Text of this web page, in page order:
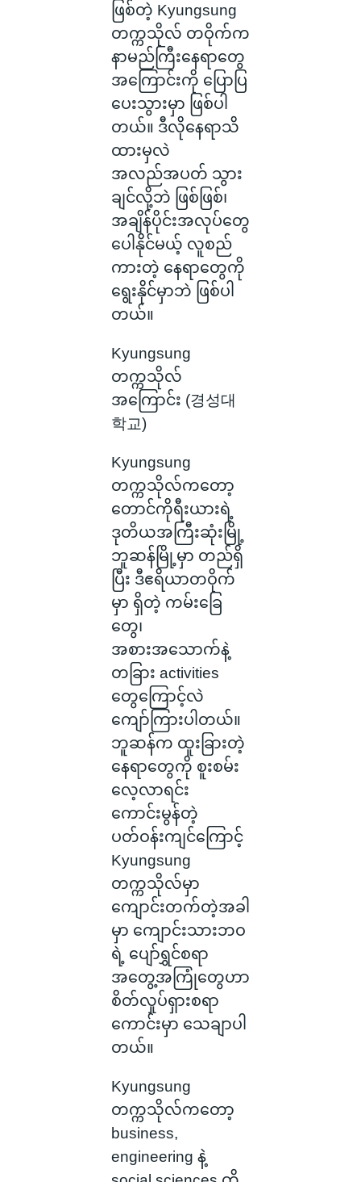
ဖြစ်တဲ့ Kyungsung
တက္ကသိုလ် တဝိုက်က
နာမည်ကြီးနေရာတွေ
အကြောင်းကို ပြောပြ
ပေးသွားမှာ ဖြစ်ပါ
တယ်။ ဒီလိုနေရာသိ
ထားမှလဲ
အလည်အပတ် သွား
ချင်လို့ဘဲ ဖြစ်ဖြစ်၊
အချိန်ပိုင်းအလုပ်တွေ
ပေါနိုင်မယ့် လူစည်
ကားတဲ့ နေရာတွေကို
ရွေးနိုင်မှာဘဲ ဖြစ်ပါ
တယ်။
Kyungsung
တက္ကသိုလ်
အကြောင်း (경성대
학교)
Kyungsung
တက္ကသိုလ်ကတော့
တောင်ကိုရီးယားရဲ့
ဒုတိယအကြီးဆုံးမြို့
ဘူဆန်မြို့မှာ တည်ရှိ
ပြီး ဒီဧရိယာတဝိုက်
မှာ ရှိတဲ့ ကမ်းခြေ
တွေ၊
အစားအသောက်နဲ့
တခြား activities
တွေကြောင့်လဲ
ကျော်ကြားပါတယ်။
ဘူဆန်က ထူးခြားတဲ့
နေရာတွေကို စူးစမ်း
လေ့လာရင်း
ကောင်းမွန်တဲ့
ပတ်ဝန်းကျင်ကြောင့်
Kyungsung
တက္ကသိုလ်မှာ
ကျောင်းတက်တဲ့အခါ
မှာ ကျောင်းသားဘဝ
ရဲ့ ပျော်ရွှင်စရာ
အတွေ့အကြုံတွေဟာ
စိတ်လှုပ်ရှားစရာ
ကောင်းမှာ သေချာပါ
တယ်။
Kyungsung
တက္ကသိုလ်ကတော့
business,
engineering နဲ့